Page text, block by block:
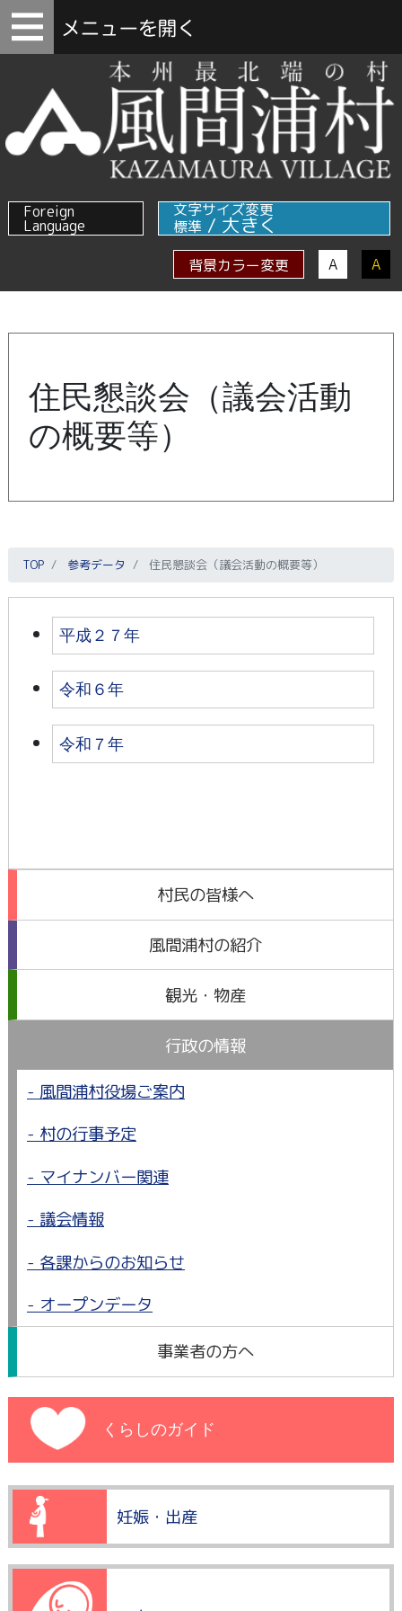
Foreign
Language
文字サイズ変更
標準 / 大きく
背景カラー変更 A A
住民懇談会（議会活動
の概要等）
TOP 参考データ 住民懇談会（議会活動の概要等）
平成２７年
令和６年
令和７年
村民の皆様へ
風間浦村の紹介
観光・物産
行政の情報
風間浦村役場ご案内
村の行事予定
マイナンバー関連
議会情報
各課からのお知らせ
オープンデータ
事業者の方へ
くらしのガイド
妊娠・出産